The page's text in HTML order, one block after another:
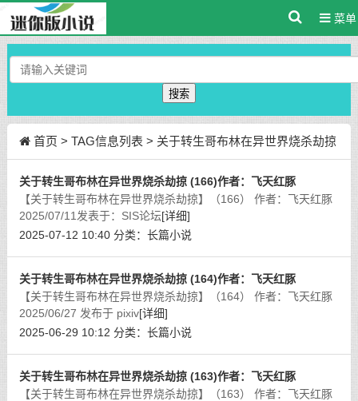
菜单
搜索
首页 > TAG信息列表 > 关于转生哥布林在异世界烧杀劫掠
关于转生哥布林在异世界烧杀劫掠 (166)作者：飞天红豚
【关于转生哥布林在异世界烧杀劫掠】（166） 作者：飞天红豚
2025/07/11发表于：SIS论坛[详细]
2025-07-12 10:40 分类： 长篇小说
关于转生哥布林在异世界烧杀劫掠 (164)作者：飞天红豚
【关于转生哥布林在异世界烧杀劫掠】（164） 作者：飞天红豚
2025/06/27 发布于 pixiv[详细]
2025-06-29 10:12 分类： 长篇小说
关于转生哥布林在异世界烧杀劫掠 (163)作者：飞天红豚
【关于转生哥布林在异世界烧杀劫掠】（163） 作者：飞天红豚